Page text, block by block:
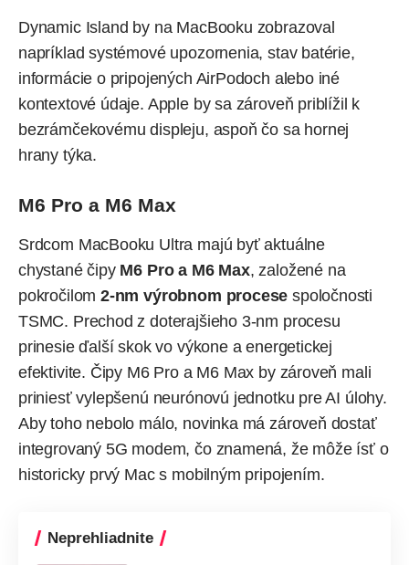
Dynamic Island by na MacBooku zobrazoval
napríklad systémové upozornenia, stav batérie,
informácie o pripojených AirPodoch alebo iné
kontextové údaje. Apple by sa zároveň priblížil k
bezrámčekovému displeju, aspoň čo sa hornej
hrany týka.
M6 Pro a M6 Max
Srdcom MacBooku Ultra majú byť aktuálne
chystané čipy M6 Pro a M6 Max, založené na
pokročilom2-nm výrobnom procese spoločnosti
TSMC. Prechod z doterajšieho 3-nm procesu
prinesie ďalší skok vo výkone a energetickej
efektivite. Čipy M6 Pro a M6 Max by zároveň mali
priniesť vylepšenú neurónovú jednotku pre AI úlohy.
Aby toho nebolo málo, novinka má zároveň dostať
integrovaný 5G modem, čo znamená, že môže ísť o
historicky prvý Mac s mobilným pripojením.
Neprehliadnite